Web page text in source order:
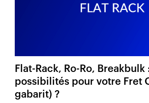
Flat-Rack, Ro-Ro,
possibilités pour votre Fret
gabarit) ?